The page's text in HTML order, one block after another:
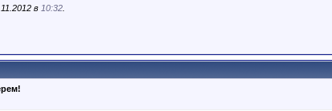
в 10:32